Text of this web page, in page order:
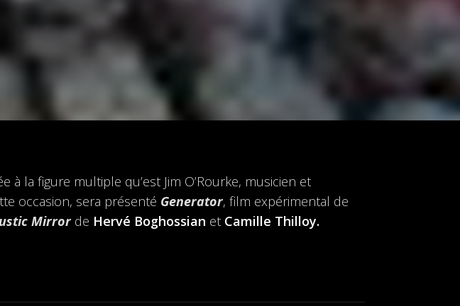
à la figure multiple qu’est Jim O’Rourke, musicien et
occasion, sera présenté Generator, film expérimental de
Mirror de Hervé Boghossian et Camille Thilloy.